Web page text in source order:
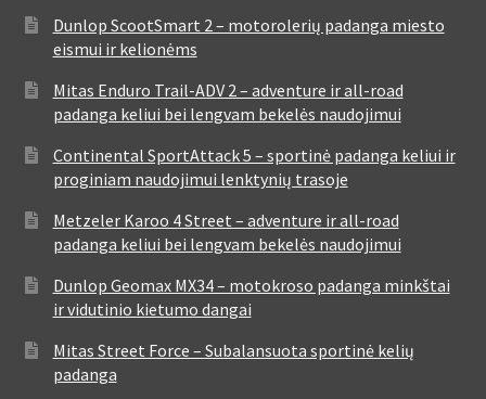
Dunlop ScootSmart 2 – motorolerių padanga miesto
eismui ir kelionėms
Mitas Enduro Trail-ADV 2 – adventure ir all-road
padanga keliui bei lengvam bekelės naudojimui
Continental SportAttack 5 – sportinė padanga keliui ir
proginiam naudojimui lenktynių trasoje
Metzeler Karoo 4 Street – adventure ir all-road
padanga keliui bei lengvam bekelės naudojimui
Dunlop Geomax MX34 – motokroso padanga minkštai
ir vidutinio kietumo dangai
Mitas Street Force – Subalansuota sportinė kelių
padanga